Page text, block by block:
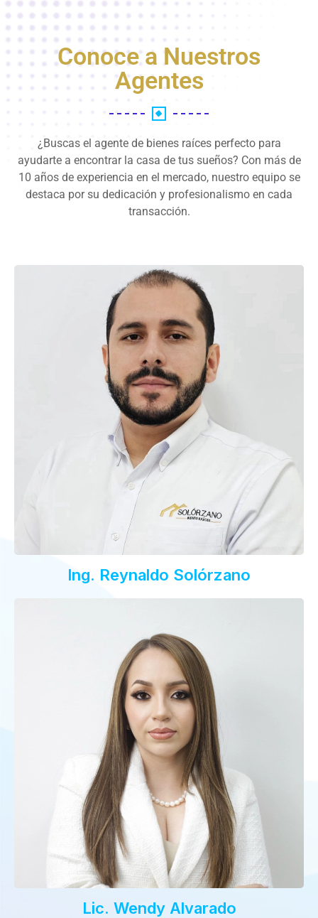
Conoce a Nuestros
Agentes
¿Buscas el agente de bienes raíces perfecto para
ayudarte a encontrar la casa de tus sueños? Con más de
10 años de experiencia en el mercado, nuestro equipo se
destaca por su dedicación y profesionalismo en cada
transacción.
Ing. Reynaldo Solórzano
Lic. Wendy Alvarado